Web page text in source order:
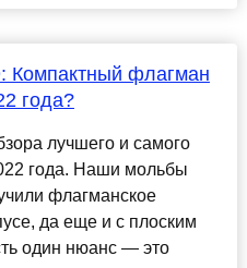
Компактный флагман
года?
лучшего и самого
года. Наши мольбы
флагманское
да еще и с плоским
один нюанс — это